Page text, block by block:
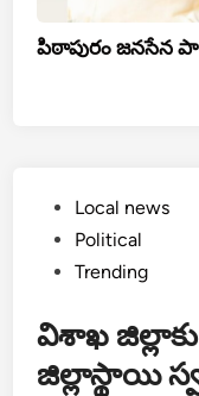
పిఠాపురం జనసేన
PostedLocal news
Political
Trending
విశాఖ
జిల్లాస్థాయి